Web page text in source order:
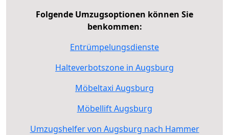
Folgende Umzugsoptionen können Sie
benkommen:
Entrümpelungsdienste
Halteverbotszone in Augsburg
Möbeltaxi Augsburg
Möbellift Augsburg
Umzugshelfer von Augsburg nach Hammer